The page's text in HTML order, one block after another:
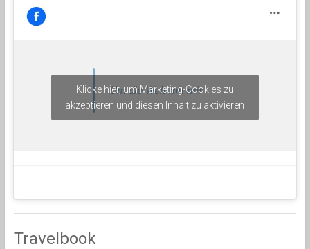
Um die Welt mit mir
Klicke hier, um Marketing-Cookies zu
akzeptieren und diesen Inhalt zu aktivieren
Travelbook